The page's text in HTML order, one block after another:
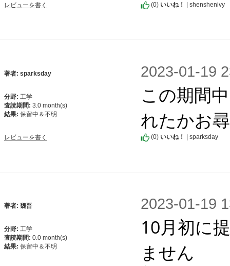
レビューを書く (0) いいね！ | shenshenivy
著者: sparksday
分野: 工学
査読期間: 3.0 month(s)
結果: 保留中＆不明
レビューを書く
2023-01-19
この期間
れたかお
(0) いいね！ | sparksday
著者: 魏晋
分野: 工学
査読期間: 0.0 month(s)
結果: 保留中＆不明
2023-01-19
10月初に
ません